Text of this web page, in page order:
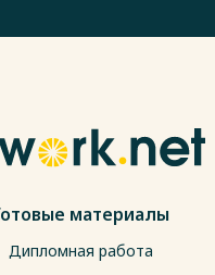
материалы
Дипломная работа